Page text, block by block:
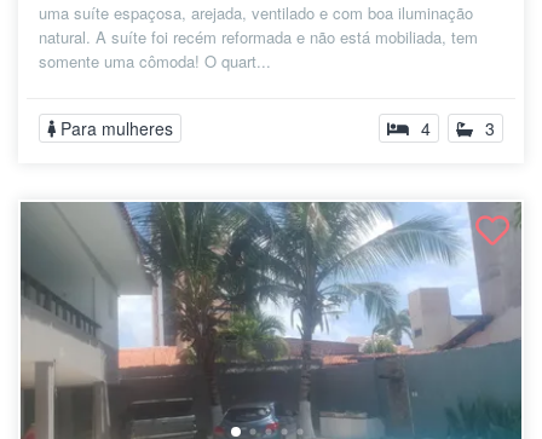
uma suíte espaçosa, arejada, ventilado e com boa iluminação
natural. A suíte foi recém reformada e não está mobiliada, tem
somente uma cômoda! O quart...
Para mulheres 4 3